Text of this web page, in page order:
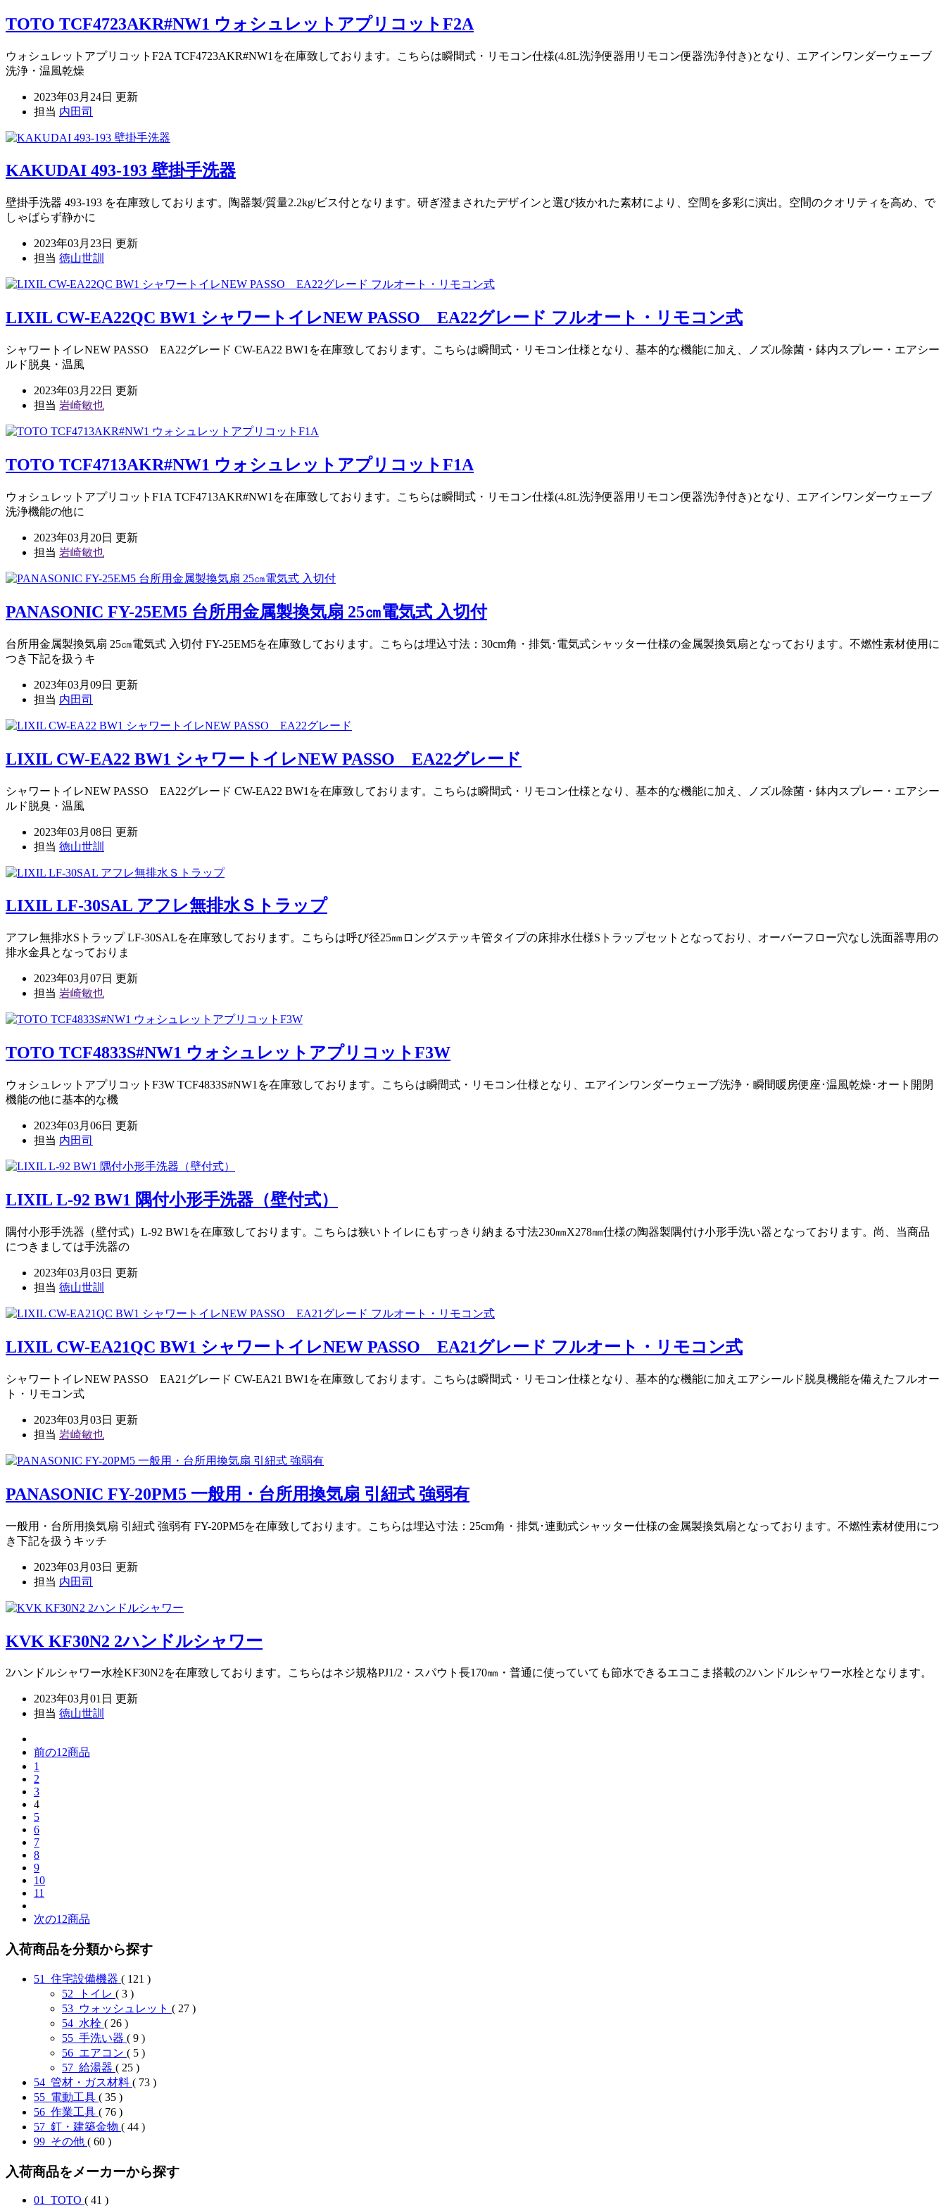
TOTO TCF4723AKR#NW1 ウォシュレットアプリコットF2A
ウォシュレットアプリコットF2A TCF4723AKR#NW1を在庫致しております。こちらは瞬間式・リモコン仕様(4.8L洗浄便器用リモコン便器洗浄付き)となり、エアインワンダーウェーブ
洗浄・温風乾燥
2023年03月24日 更新
担当 内田司
KAKUDAI 493-193 壁掛手洗器
壁掛手洗器 493-193 を在庫致しております。陶器製/質量2.2kg/ビス付となります。研ぎ澄まされたデザインと選び抜かれた素材により、空間を多彩に演出。空間のクオリティを高め、で
しゃばらず静かに
2023年03月23日 更新
担当 徳山世訓
LIXIL CW-EA22QC BW1 シャワートイレNEW PASSO EA22グレード フルオート・リモコン式
シャワートイレNEW PASSO EA22グレード CW-EA22 BW1を在庫致しております。こちらは瞬間式・リモコン仕様となり、基本的な機能に加え、ノズル除菌・鉢内スプレー・エアシー
ルド脱臭・温風
2023年03月22日 更新
担当 岩崎敏也
TOTO TCF4713AKR#NW1 ウォシュレットアプリコットF1A
ウォシュレットアプリコットF1A TCF4713AKR#NW1を在庫致しております。こちらは瞬間式・リモコン仕様(4.8L洗浄便器用リモコン便器洗浄付き)となり、エアインワンダーウェーブ
洗浄機能の他に
2023年03月20日 更新
担当 岩崎敏也
PANASONIC FY-25EM5 台所用金属製換気扇 25㎝電気式 入切付
台所用金属製換気扇 25㎝電気式 入切付 FY-25EM5を在庫致しております。こちらは埋込寸法：30cm角・排気･電気式シャッター仕様の金属製換気扇となっております。不燃性素材使用に
つき下記を扱うキ
2023年03月09日 更新
担当 内田司
LIXIL CW-EA22 BW1 シャワートイレNEW PASSO EA22グレード
シャワートイレNEW PASSO EA22グレード CW-EA22 BW1を在庫致しております。こちらは瞬間式・リモコン仕様となり、基本的な機能に加え、ノズル除菌・鉢内スプレー・エアシー
ルド脱臭・温風
2023年03月08日 更新
担当 徳山世訓
LIXIL LF-30SAL アフレ無排水Ｓトラップ
アフレ無排水Sトラップ LF-30SALを在庫致しております。こちらは呼び径25㎜ロングステッキ管タイプの床排水仕様Sトラップセットとなっており、オーバーフロー穴なし洗面器専用の
排水金具となっておりま
2023年03月07日 更新
担当 岩崎敏也
TOTO TCF4833S#NW1 ウォシュレットアプリコットF3W
ウォシュレットアプリコットF3W TCF4833S#NW1を在庫致しております。こちらは瞬間式・リモコン仕様となり、エアインワンダーウェーブ洗浄・瞬間暖房便座･温風乾燥･オート開閉
機能の他に基本的な機
2023年03月06日 更新
担当 内田司
LIXIL L-92 BW1 隅付小形手洗器（壁付式）
隅付小形手洗器（壁付式）L-92 BW1を在庫致しております。こちらは狭いトイレにもすっきり納まる寸法230㎜X278㎜仕様の陶器製隅付け小形手洗い器となっております。尚、当商品
につきましては手洗器の
2023年03月03日 更新
担当 徳山世訓
LIXIL CW-EA21QC BW1 シャワートイレNEW PASSO EA21グレード フルオート・リモコン式
シャワートイレNEW PASSO EA21グレード CW-EA21 BW1を在庫致しております。こちらは瞬間式・リモコン仕様となり、基本的な機能に加えエアシールド脱臭機能を備えたフルオー
ト・リモコン式
2023年03月03日 更新
担当 岩崎敏也
PANASONIC FY-20PM5 一般用・台所用換気扇 引紐式 強弱有
一般用・台所用換気扇 引紐式 強弱有 FY-20PM5を在庫致しております。こちらは埋込寸法：25cm角・排気･連動式シャッター仕様の金属製換気扇となっております。不燃性素材使用につ
き下記を扱うキッチ
2023年03月03日 更新
担当 内田司
KVK KF30N2 2ハンドルシャワー
2ハンドルシャワー水栓KF30N2を在庫致しております。こちらはネジ規格PJ1/2・スパウト長170㎜・普通に使っていても節水できるエコこま搭載の2ハンドルシャワー水栓となります。
2023年03月01日 更新
担当 徳山世訓
前の12商品
1
2
3
4
5
6
7
8
9
10
11
次の12商品
入荷商品を分類から探す
51_住宅設備機器 ( 121 )
52_トイレ ( 3 )
53_ウォッシュレット ( 27 )
54_水栓 ( 26 )
55_手洗い器 ( 9 )
56_エアコン ( 5 )
57_給湯器 ( 25 )
54_管材・ガス材料 ( 73 )
55_電動工具 ( 35 )
56_作業工具 ( 76 )
57_釘・建築金物 ( 44 )
99_その他 ( 60 )
入荷商品をメーカーから探す
01_TOTO ( 41 )